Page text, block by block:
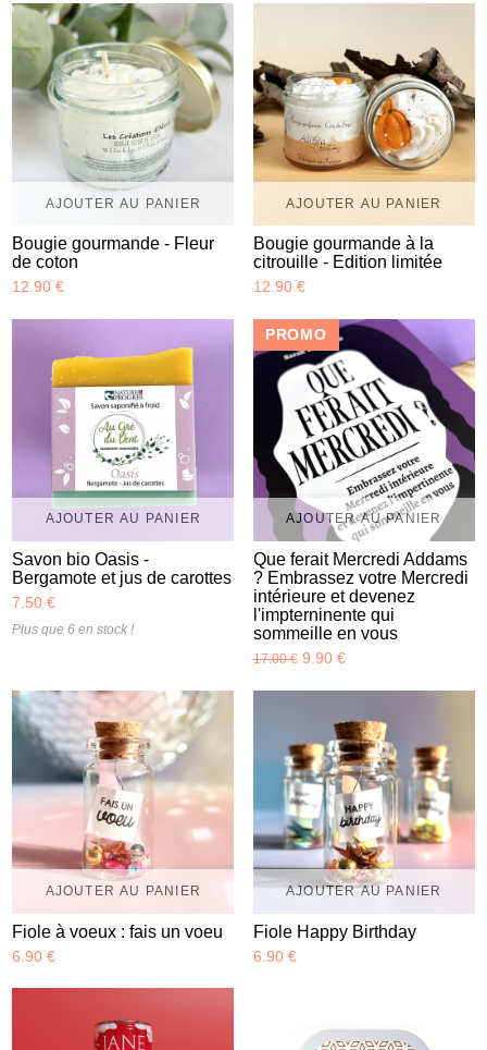
AJOUTER AU PANIER
Bougie gourmande - Fleur
de coton
12.90 €
AJOUTER AU PANIER
Bougie gourmande à la
citrouille - Edition limitée
12.90 €
AJOUTER AU PANIER
Savon bio Oasis -
Bergamote et jus de carottes
7.50 €
Plus que 6 en stock !
AJOUTER AU PANIER
PROMO
Que ferait Mercredi Addams
? Embrassez votre Mercredi
intérieure et devenez
l'impterninente qui
sommeille en vous
17.00 €9.90 €
AJOUTER AU PANIER
Fiole à voeux : fais un voeu
6.90 €
AJOUTER AU PANIER
Fiole Happy Birthday
6.90 €